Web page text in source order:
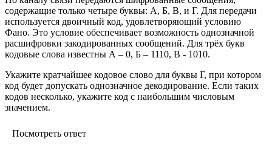
содержащие только четыре буквы: А, Б, В, и Г. Для передачи
используется двоичный код, удовлетворяющий условию
Фано. Это условие обеспечивает возможность однозначной
расшифровки закодированных сообщений. Для трёх букв
кодовые слова известны А – 0, Б – 1110, В - 1010.
Укажите кратчайшее кодовое слово для буквы Г, при котором
код будет допускать однозначное декодирование. Если таких
кодов несколько, укажите код с наибольшим числовым
значением.
Посмотреть ответ